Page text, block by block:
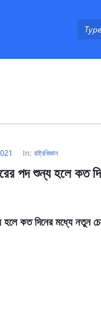
In: রাষ্ট্রবিজ্ঞান
পদ শুন্য হলে কত
কত দিনের মধ্যে নতুন